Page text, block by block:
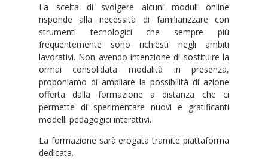
La scelta di svolgere alcuni moduli online
risponde alla necessità di familiarizzare con
strumenti tecnologici che sempre più
frequentemente sono richiesti negli ambiti
lavorativi. Non avendo intenzione di sostituire la
ormai consolidata modalità in presenza,
proponiamo di ampliare la possibilità di azione
offerta dalla formazione a distanza che ci
permette di sperimentare nuovi e gratificanti
modelli pedagogici interattivi.
La formazione sarà erogata tramite piattaforma
dedicata.